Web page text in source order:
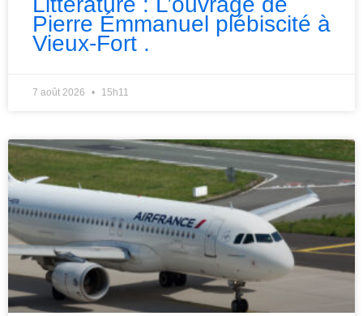
Pierre Émmanuel plébiscité à
Vieux-Fort .
7 août 2026 15h11